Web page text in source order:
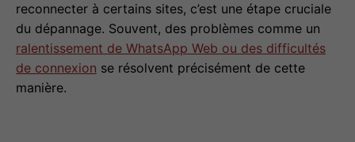
reconnecter à certains sites, c’est une étape cruciale
du dépannage. Souvent, des problèmes comme un
ralentissement de WhatsApp Web ou des difficultés
de connexion se résolvent précisément de cette
manière.